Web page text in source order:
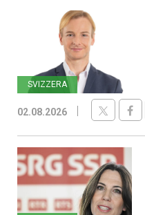
SVIZZERA
02.08.2026